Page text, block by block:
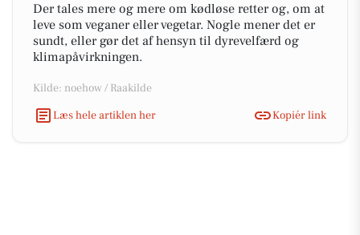
Der tales mere og mere om kødløse retter og, om at
leve som veganer eller vegetar. Nogle mener det er
sundt, eller gør det af hensyn til dyrevelfærd og
klimapåvirkningen.
Kilde: noehow / Raakilde
Læs hele artiklen her
Kopiér link